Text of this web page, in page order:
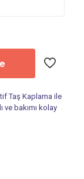
Taş Kaplama ile
ve bakımı kolay